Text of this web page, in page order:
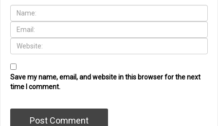
Save my name, email, and website in this browser for the next
time I comment.